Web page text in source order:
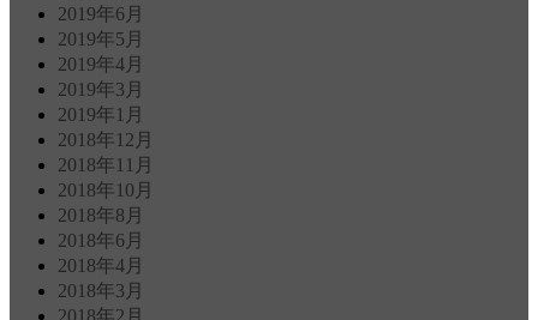
2019年6月
2019年5月
2019年4月
2019年3月
2019年1月
2018年12月
2018年11月
2018年10月
2018年8月
2018年6月
2018年4月
2018年3月
2018年2月